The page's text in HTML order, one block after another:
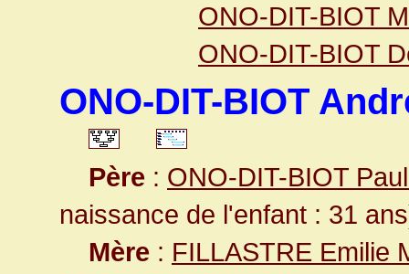
ONO-DIT-BIOT
ONO-DIT-BIOT
ONO-DIT-BIOT
Père : ONO-DIT-BIOT
naissance de l'enfant : 31
Mère : FILLASTRE Emilie